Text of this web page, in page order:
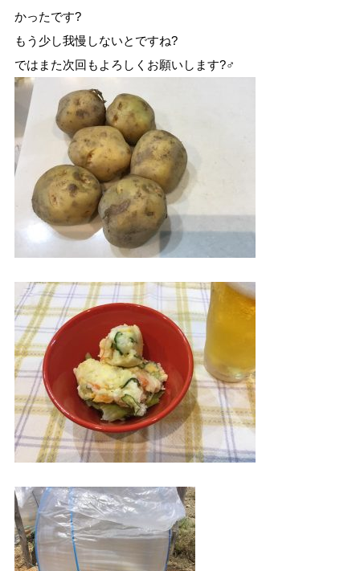
かったです?
もう少し我慢しないとですね?
ではまた次回もよろしくお願いします?‍♂️